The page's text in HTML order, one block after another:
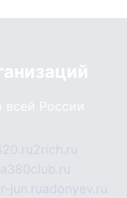
всей России
2rich.ru
a380club.ru
jun.ruadonyev.ru